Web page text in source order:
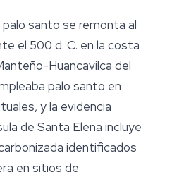
santo se remonta al
el 500 d. C. en la costa
Huancavilca del
palo santo en
y la evidencia
de Santa Elena incluye
identificados
en sitios de